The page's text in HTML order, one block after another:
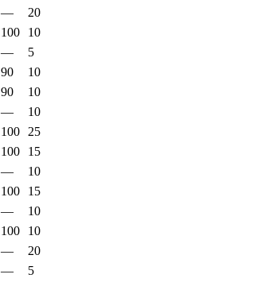
—
20
100
10
—
5
90
10
90
10
—
10
100
25
100
15
—
10
100
15
—
10
100
10
—
20
—
5